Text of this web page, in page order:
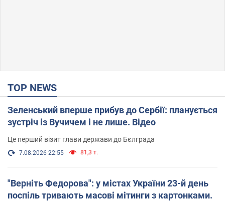
TOP NEWS
Зеленський вперше прибув до Сербії: планується
зустріч із Вучичем і не лише. Відео
Це перший візит глави держави до Бєлграда
7.08.2026 22:55 81,3 т.
"Верніть Федорова": у містах України 23-й день
поспіль тривають масові мітинги з картонками.